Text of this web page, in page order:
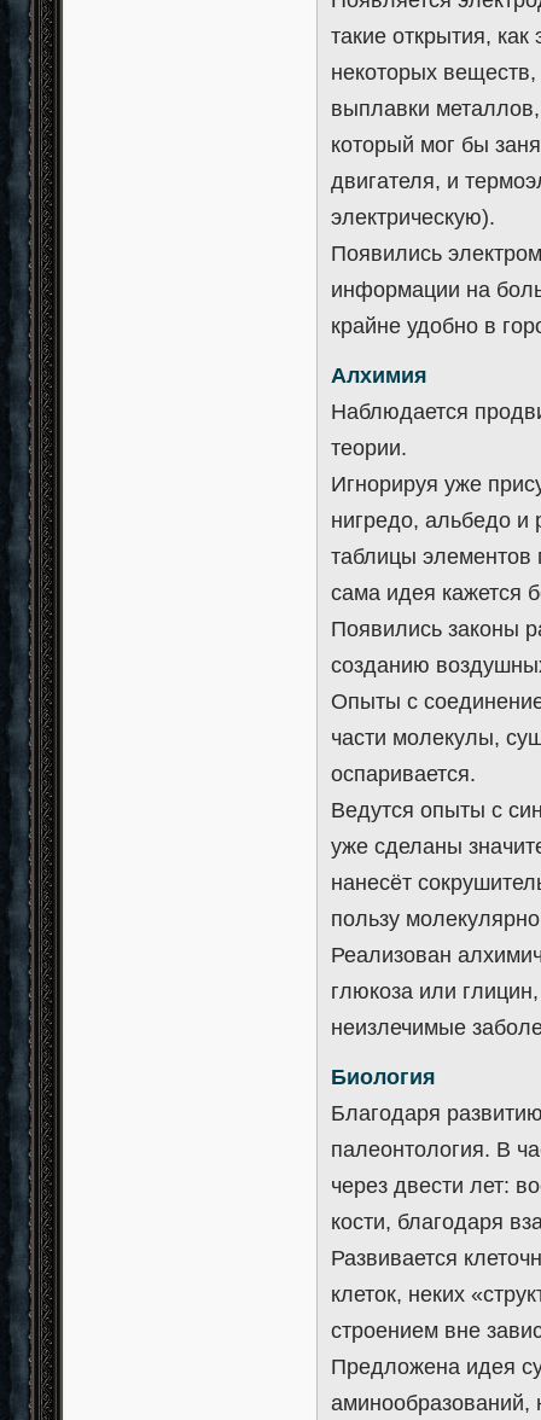
такие открытия,
некоторых
выплавки
который мог бы
двигателя, и
электрическую).
Появились
информации на
крайне удобно в
Алхимия
Наблюдается
теории.
Игнорируя уже
нигредо, альбедо
таблицы
сама идея кажется
Появились законы
созданию
Опыты с
части молекулы,
оспаривается.
Ведутся опыты с
уже сделаны
нанесёт
пользу
Реализован
глюкоза или
неизлечимые
Биология
Благодаря
палеонтология. В
через двести лет:
кости, благодаря
Развивается
клеток, неких
строением вне
Предложена идея
аминообразований,